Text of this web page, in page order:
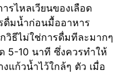
รไหลเวียนของเลือด
ดื่มน้ำก่อนมื้ออาหาร
ธีไม่ใช่การดื่มทีละมากๆ
5-10 นาที ซึ่งควรทำให้
แก้วน้ำไว้ใกล้ๆ ตัว เมื่อ